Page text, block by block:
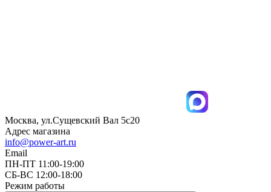
Москва, ул.Сущевский Вал 5с20
Адрес магазина
info@power-art.ru
Email
ПН-ПТ 11:00-19:00
СБ-ВС 12:00-18:00
Режим работы